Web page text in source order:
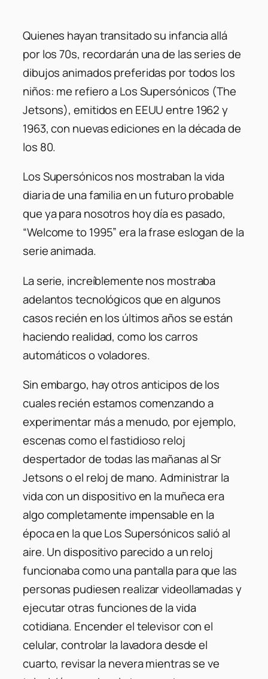
Quienes hayan transitado su infancia allá
por los 70s, recordarán una de las series de
dibujos animados preferidas por todos los
niños: me refiero a Los Supersónicos (The
Jetsons), emitidos en EEUU entre 1962 y
1963, con nuevas ediciones en la década de
los 80.
Los Supersónicos nos mostraban la vida
diaria de una familia en un futuro probable
que ya para nosotros hoy día es pasado,
“Welcome to 1995” era la frase eslogan de la
serie animada.
La serie, increíblemente nos mostraba
adelantos tecnológicos que en algunos
casos recién en los últimos años se están
haciendo realidad, como los carros
automáticos o voladores.
Sin embargo, hay otros anticipos de los
cuales recién estamos comenzando a
experimentar más a menudo, por ejemplo,
escenas como el fastidioso reloj
despertador de todas las mañanas al Sr
Jetsons o el reloj de mano. Administrar la
vida con un dispositivo en la muñeca era
algo completamente impensable en la
época en la que Los Supersónicos salió al
aire. Un dispositivo parecido a un reloj
funcionaba como una pantalla para que las
personas pudiesen realizar videollamadas y
ejecutar otras funciones de la vida
cotidiana. Encender el televisor con el
celular, controlar la lavadora desde el
cuarto, revisar la nevera mientras se ve